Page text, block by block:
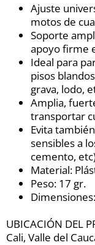
Ajuste
motos de
Soporte
apoyo firme
Ideal para
pisos
grava, lodo,
Amplia,
transportar
Evita
sensibles a
cemento,
Material:
Peso: 17 gr.
UBICACIÓN DEL
Cali, Valle del